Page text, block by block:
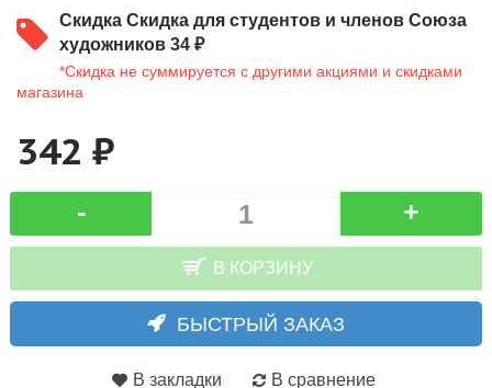
Скидка Скидка для студентов и членов Союза
художников 34 ₽
*Скидка не суммируется с другими акциями и скидками
магазина
342 ₽
- +
В КОРЗИНУ
БЫСТРЫЙ ЗАКАЗ
В закладки В сравнение